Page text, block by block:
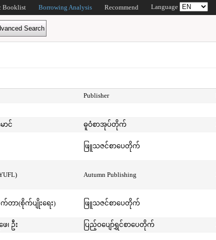
Booklist Borrowing Analysis Recommend Language
Publisher
ာင် ဓူဝံစာအုပ်တိုက်
ဖြူသဇင်စာပေတိုက်
Autumn Publishing
တာ(စိုက်ပျိုးရေး) ဖြူသဇင်စာပေတိုက်
၊ ဦး ပြည့်ဝပျော်ရွှင်စာပေတိုက်